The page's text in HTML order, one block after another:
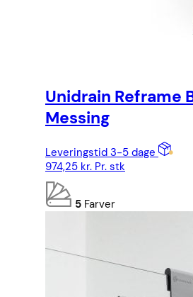
Unidrain Reframe
Messing
Leveringstid 3-5 dage
974,25 kr. Pr. stk
5 Farver